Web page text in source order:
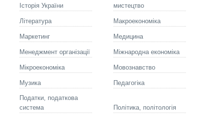
Історія України
мистецтво
Літературa Макроекономіка
Маркетинг Медицина
Менеджмент організації Міжнародна економіка
Мікроекономіка Мовознавство
Музика Педагогіка
Податки, податкова
система
Політика, політологія